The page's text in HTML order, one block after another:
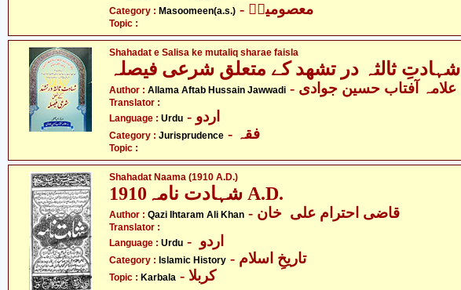
Category : Masoomeen(a.s.) - معصومینؑ
Topic :
Shahadat e Salisa ke mutaliq sharae faisla
شہادتِ ثالثہ در تشھد کے متعلق شرعی فیصلہ
Author : Allama Aftab Hussain Jawwadi - علامہ آفتاب حسین جوادی
Translator :
Language : Urdu - اردو
Category : Jurisprudence - فقہ
Topic :
Shahadat Naama (1910 A.D.)
شہادت نامہ1910 A.D.
Author : Qazi Ihtaram Ali Khan - قاضی احترام علی خان
Translator :
Language : Urdu
Category : Islamic History - تاریخِ اسلام
Topic : Karbala - کربلا